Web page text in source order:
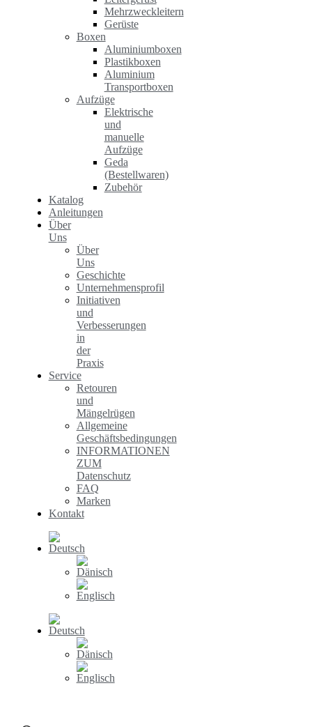
Mehrzweckleitern
Gerüste
Boxen
Aluminiumboxen
Plastikboxen
Aluminium
Transportboxen
Aufzüge
Elektrische
und
manuelle
Aufzüge
Geda
(Bestellwaren)
Zubehör
Katalog
Anleitungen
Über
Uns
Über
Uns
Geschichte
Unternehmensprofil
Initiativen
und
Verbesserungen
in
der
Praxis
Service
Retouren
und
Mängelrügen
Allgemeine
Geschäftsbedingungen
INFORMATIONEN
ZUM
Datenschutz
FAQ
Marken
Kontakt